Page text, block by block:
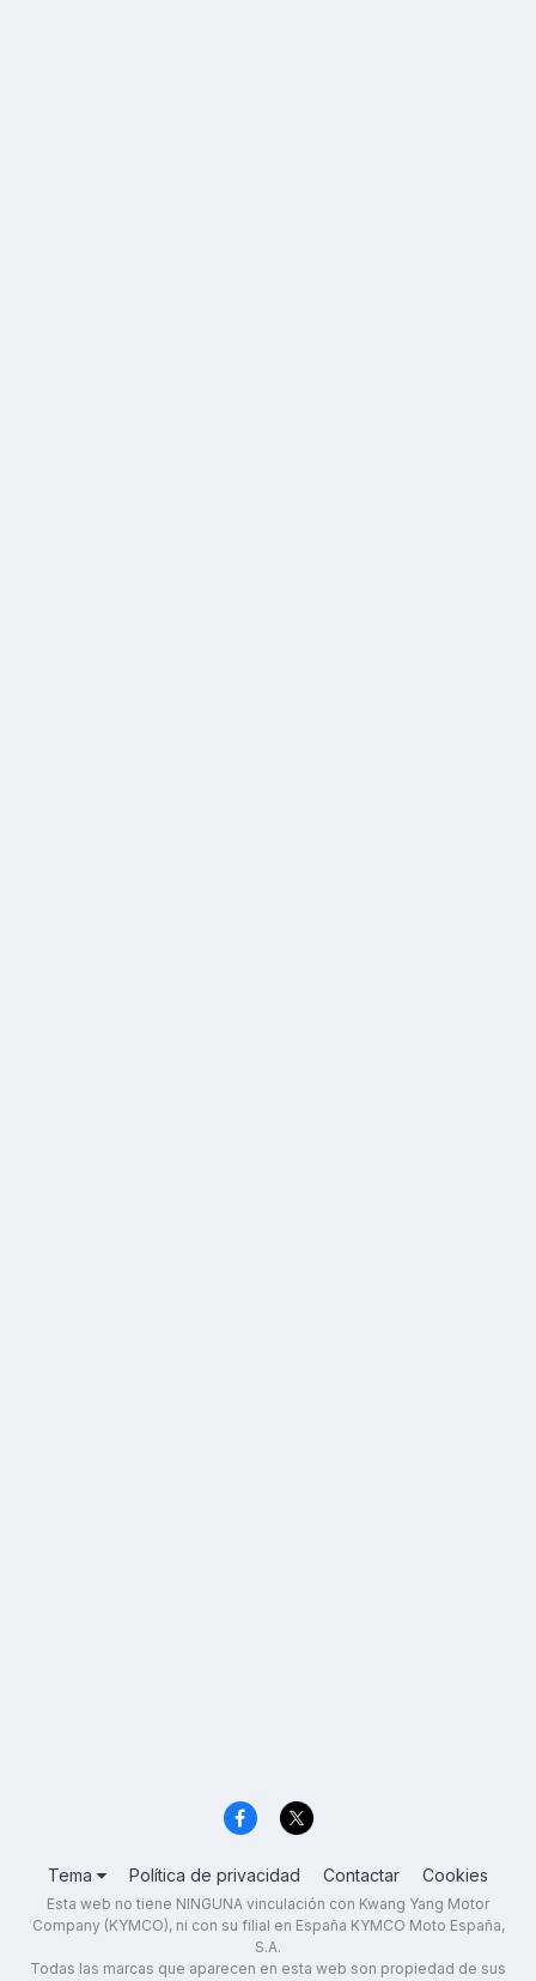
Tema Política de privacidad Contactar Cookies
Esta web no tiene NINGUNA vinculación con Kwang Yang Motor
Company (KYMCO), ni con su filial en España KYMCO Moto España,
S.A.
Todas las marcas que aparecen en esta web son propiedad de sus